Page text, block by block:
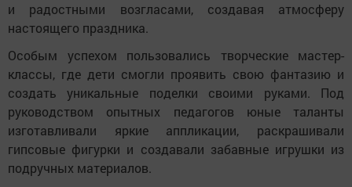
и радостными возгласами, создавая атмосферу
настоящего праздника.
Особым успехом пользовались творческие мастер-
классы, где дети смогли проявить свою фантазию и
создать уникальные поделки своими руками. Под
руководством опытных педагогов юные таланты
изготавливали яркие аппликации, раскрашивали
гипсовые фигурки и создавали забавные игрушки из
подручных материалов.